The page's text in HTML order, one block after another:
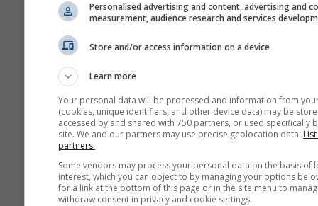
Personalised advertising and content, advertising and
measurement, audience research and services
Store and/or access information on a device
Learn more
Your personal data will be processed and information from
(cookies, unique identifiers, and other device data) may be
accessed by and shared with 750 partners, or used specifically
site. We and our partners may use precise geolocation data.
partners.
Some vendors may process your personal data on the basis of
interest, which you can object to by managing your options
for a link at the bottom of this page or in the site menu to
withdraw consent in privacy and cookie settings.